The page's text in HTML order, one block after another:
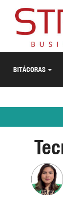
BITÁCORAS